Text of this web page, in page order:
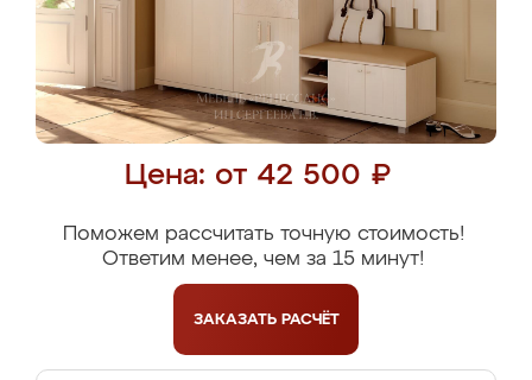
Цена: от 42 500 ₽
Поможем рассчитать точную стоимость!
Ответим менее, чем за 15 минут!
ЗАКАЗАТЬ РАСЧЁТ